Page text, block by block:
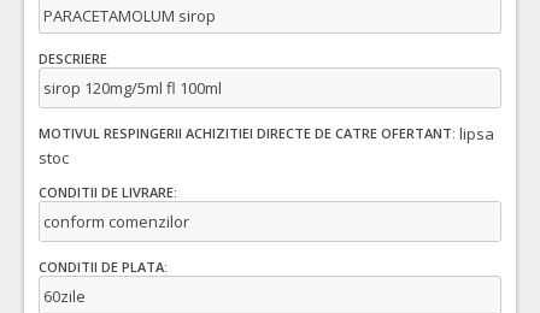
PARACETAMOLUM sirop
DESCRIERE
sirop 120mg/5ml fl 100ml
MOTIVUL RESPINGERII ACHIZITIEI DIRECTE DE CATRE OFERTANT: lipsa
stoc
CONDITII DE LIVRARE:
conform comenzilor
CONDITII DE PLATA:
60zile